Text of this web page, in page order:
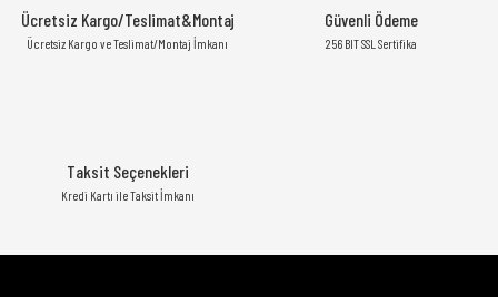
Ücretsiz Kargo/Teslimat&Montaj
Ücretsiz Kargo ve Teslimat/Montaj İmkanı
Güvenli Ödeme
256 BIT SSL Sertifika
Taksit Seçenekleri
Kredi Kartı ile Taksit İmkanı